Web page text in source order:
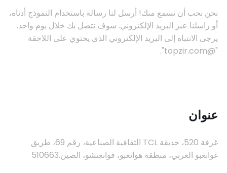
نحن نحب أن نسمع منك! أرسل لنا رسالة باستخدام النموذج أدناه،
أو راسلنا عبر البريد الإلكتروني. سوف نتصل بك خلال يوم واحد.
يرجى الانتباه إلى البريد الإلكتروني الذي يحتوي على اللاحقة
"@topzir.com".
عنوان
غرفة 520، حديقة TCL الثقافية الصناعية، رقم 69، طريق
غوانغبو الغربي، منطقة هوانغبو، قوانغتشو، الصين.510663